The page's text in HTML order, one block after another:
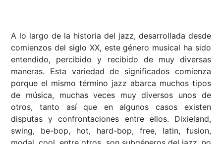
A lo largo de la historia del jazz, desarrollada desde
comienzos del siglo XX, este género musical ha sido
entendido, percibido y recibido de muy diversas
maneras. Esta variedad de significados comienza
porque el mismo término jazz abarca muchos tipos
de música, muchas veces muy diversos unos de
otros, tanto así que en algunos casos existen
disputas y confrontaciones entre ellos. Dixieland,
swing, be-bop, hot, hard-bop, free, latin, fusion,